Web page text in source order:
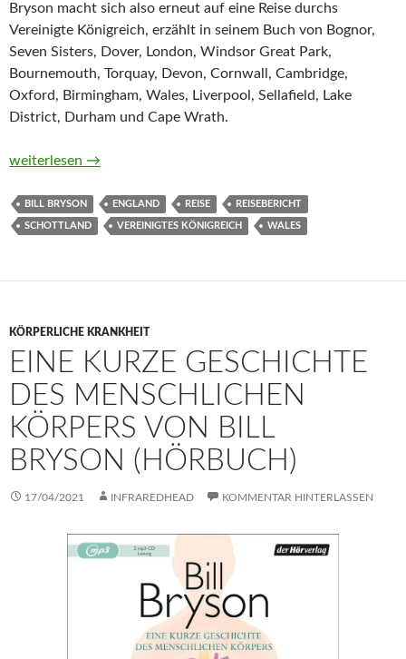
Bryson macht sich also erneut auf eine Reise durchs
Vereinigte Königreich, erzählt in seinem Buch von Bognor,
Seven Sisters, Dover, London, Windsor Great Park,
Bournemouth, Torquay, Devon, Cornwall, Cambridge,
Oxford, Birmingham, Wales, Liverpool, Sellafield, Lake
District, Durham und Cape Wrath.
It’s teatime, my dear! von Bill Bryson
weiterlesen →
BILL BRYSON ENGLAND REISE REISEBERICHT
SCHOTTLAND VEREINIGTES KÖNIGREICH WALES
KÖRPERLICHE KRANKHEIT
EINE KURZE GESCHICHTE
DES MENSCHLICHEN
KÖRPERS VON BILL
BRYSON (HÖRBUCH)
17/04/2021 INFRAREDHEAD KOMMENTAR HINTERLASSEN